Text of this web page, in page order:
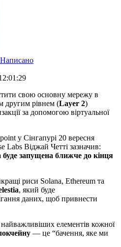
Написано
свою основну мережу в
другим рівнем (Layer 2)
за допомогою віртуальної
у Сінгапурі 20 вересня
Labs Віджай Четті зазначив:
запущена ближче до кінця
риси Solana, Ethereum та
, який буде
даних, щоб привнести
найважливіших елементів кожної
— це “бачення, яке ми